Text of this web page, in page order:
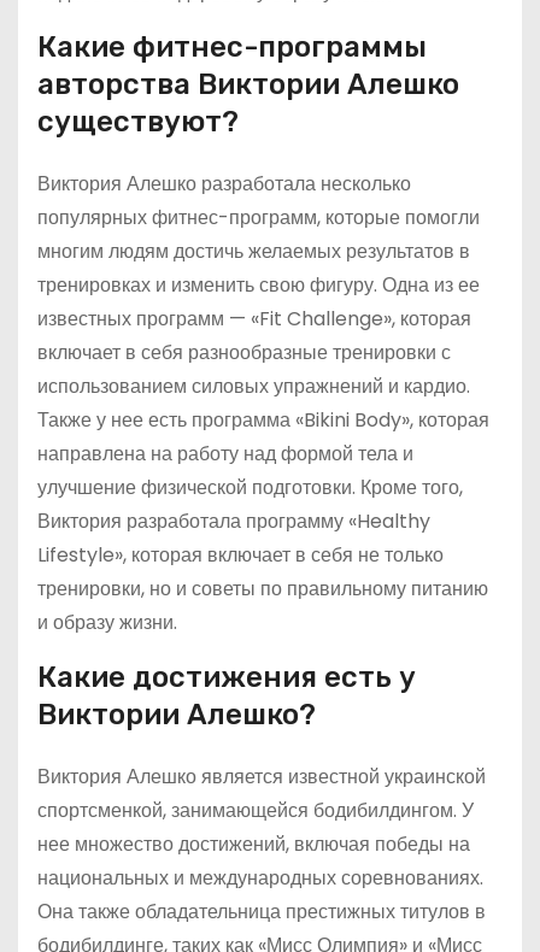
Какие фитнес-программы
авторства Виктории Алешко
существуют?
Виктория Алешко разработала несколько
популярных фитнес-программ, которые помогли
многим людям достичь желаемых результатов в
тренировках и изменить свою фигуру. Одна из ее
известных программ — «Fit Challenge», которая
включает в себя разнообразные тренировки с
использованием силовых упражнений и кардио.
Также у нее есть программа «Bikini Body», которая
направлена на работу над формой тела и
улучшение физической подготовки. Кроме того,
Виктория разработала программу «Healthy
Lifestyle», которая включает в себя не только
тренировки, но и советы по правильному питанию
и образу жизни.
Какие достижения есть у
Виктории Алешко?
Виктория Алешко является известной украинской
спортсменкой, занимающейся бодибилдингом. У
нее множество достижений, включая победы на
национальных и международных соревнованиях.
Она также обладательница престижных титулов в
бодибилдинге, таких как «Мисс Олимпия» и «Мисс